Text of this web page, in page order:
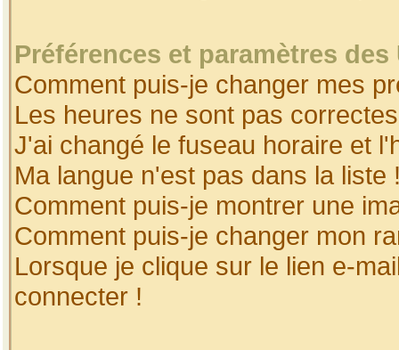
Préférences et paramètres
Comment puis-je changer mes
Les heures ne sont pas
J'ai changé le fuseau horaire et
Ma langue n'est pas dans la liste
Comment puis-je montrer une
Comment puis-je changer mon
Lorsque je clique sur le lien e-
connecter !